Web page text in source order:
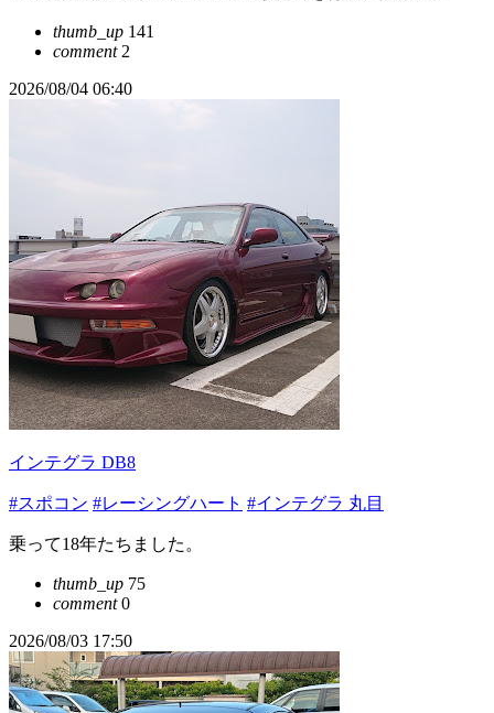
thumb_up 141
comment2
2026/08/04 06:40
インテグラ DB8
#スポコン #レーシングハート #インテグラ 丸目
乗って18年たちました。
thumb_up 75
comment0
2026/08/03 17:50